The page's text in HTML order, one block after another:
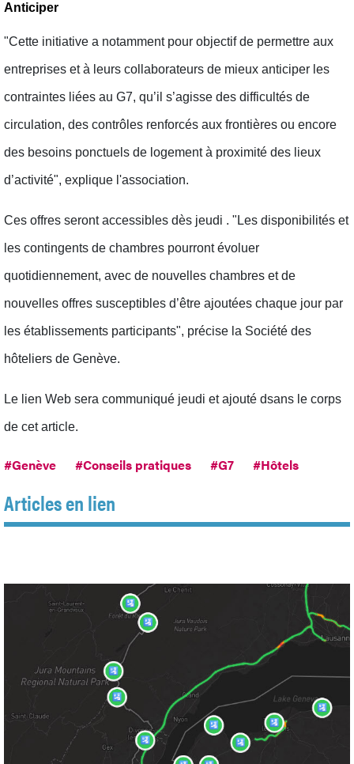
Anticiper
"Cette initiative a notamment pour objectif de permettre aux
entreprises et à leurs collaborateurs de mieux anticiper les
contraintes liées au G7, qu’il s’agisse des difficultés de
circulation, des contrôles renforcés aux frontières ou encore
des besoins ponctuels de logement à proximité des lieux
d’activité", explique l'association.
Ces offres seront accessibles dès jeudi . "Les disponibilités et
les contingents de chambres pourront évoluer
quotidiennement, avec de nouvelles chambres et de
nouvelles offres susceptibles d’être ajoutées chaque jour par
les établissements participants", précise la Société des
hôteliers de Genève.
Le lien Web sera communiqué jeudi et ajouté dsans le corps
de cet article.
#Genève #Conseils pratiques #G7 #Hôtels
Articles en lien